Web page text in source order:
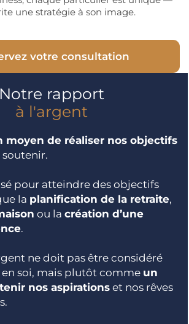
une stratégie à son image.
votre consultation
Notre rapport
à l'argent
moyen de réaliser nos objectifs
soutenir.
pour atteindre des objectifs
la planification de la retraite,
ou la création d’une
.
ne doit pas être considéré
soi, mais plutôt comme un
nos aspirations et nos rêves